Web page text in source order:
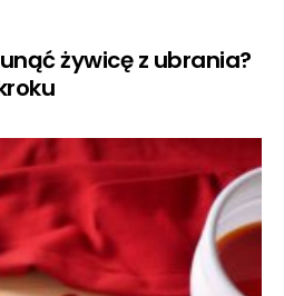
żywicę z ubrania?